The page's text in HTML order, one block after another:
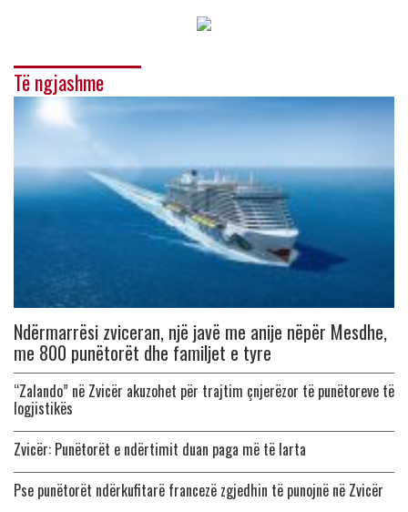
Të ngjashme
Ndërmarrësi zviceran, një javë me anije nëpër Mesdhe,
me 800 punëtorët dhe familjet e tyre
“Zalando” në Zvicër akuzohet për trajtim çnjerëzor të punëtoreve të
logjistikës
Zvicër: Punëtorët e ndërtimit duan paga më të larta
Pse punëtorët ndërkufitarë francezë zgjedhin të punojnë në Zvicër